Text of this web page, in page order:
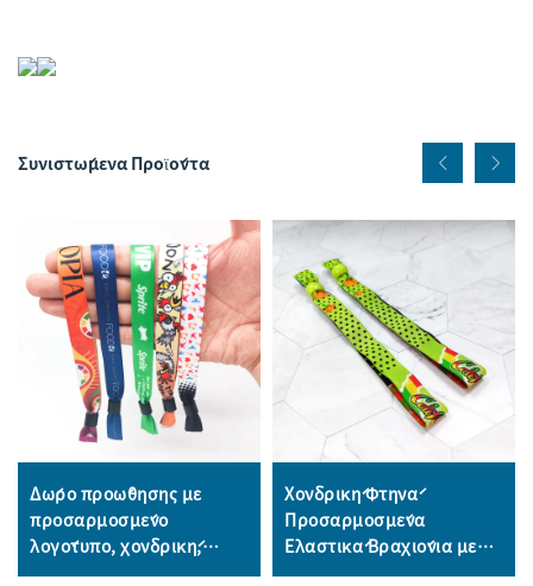
Συνιστώμενα Προϊόντα
Δώρο προώθησης με
προσαρμοσμένο
λογότυπο, χονδρική,
γιορτές, αξεσουάρ σε
Χονδρική Φτηνά
Προσαρμοσμένα
Ελαστικά Βραχιόνια με
Εκτύπωση Sublimation